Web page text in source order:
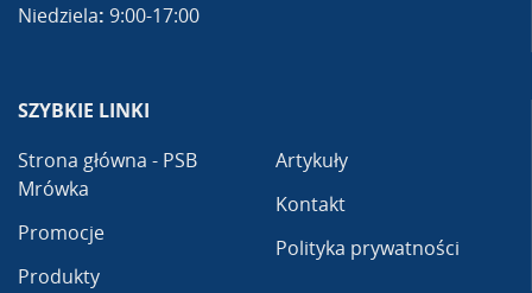
Niedziela: 9:00-17:00
SZYBKIE LINKI
Strona główna - PSB
Mrówka
Promocje
Produkty
Artykuły
Kontakt
Polityka prywatności